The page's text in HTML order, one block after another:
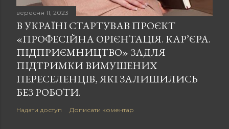
вересня 11, 2023
В УКРАЇНІ СТАРТУВАВ ПРОЄКТ
«ПРОФЕСІЙНА ОРІЄНТАЦІЯ. КАР’ЄРА.
ПІДПРИЄМНИЦТВО» ЗАДЛЯ
ПІДТРИМКИ ВИМУШЕНИХ
ПЕРЕСЕЛЕНЦІВ, ЯКІ ЗАЛИШИЛИСЬ
БЕЗ РОБОТИ.
Надати доступ Дописати коментар